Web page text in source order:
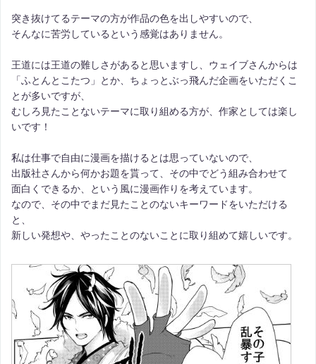
突き抜けてるテーマの方が作品の色を出しやすいので、
そんなに苦労しているという感覚はありません。
王道には王道の難しさがあると思いますし、ウェイブさんからは
「ふとんとこたつ」とか、ちょっとぶっ飛んだ企画をいただくこ
とが多いですが、
むしろ見たことないテーマに取り組める方が、作家としては楽し
いです！
私は仕事で自由に漫画を描けるとは思っていないので、
出版社さんから何かお題を貰って、その中でどう組み合わせて
面白くできるか、という風に漫画作りを考えています。
なので、その中でまだ見たことのないキーワードをいただける
と、
新しい発想や、やったことのないことに取り組めて嬉しいです。